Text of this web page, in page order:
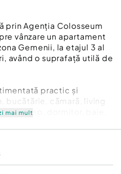
prin Agenția Colosseum
vânzare un apartament
Gemenii, la etajul 3 al
având o suprafață utilă de
practic și
bucătărie, cămară, living
de 5 mp, dormitor, baie,
oferind un confort
Se vinde complet
pentru mutare
mai mult